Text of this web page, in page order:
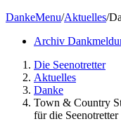
DankeMenu/Aktuelles/
Archiv
Die Seenotretter
Aktuelles
Danke
Town & Country
für die Seenotretter